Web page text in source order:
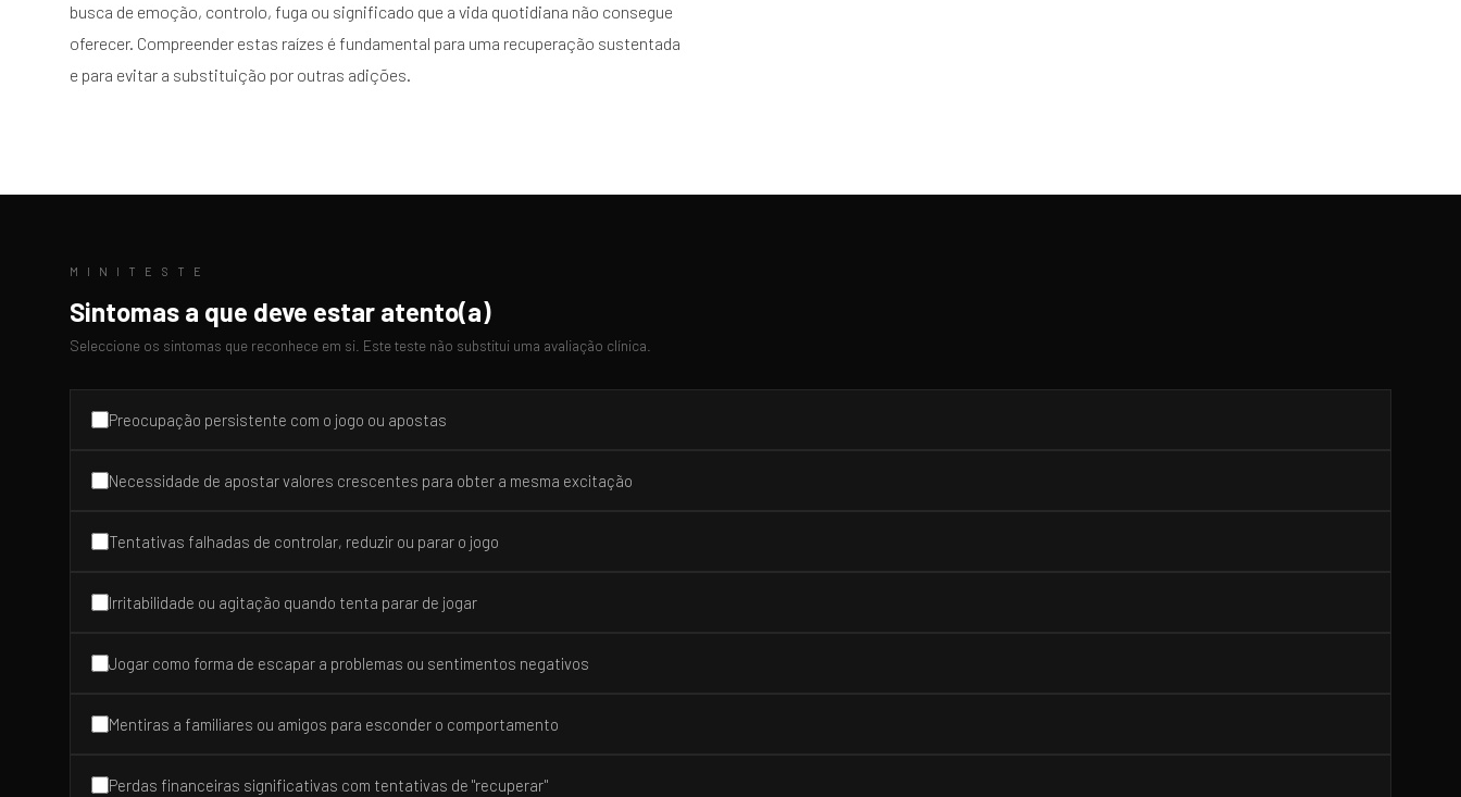
busca de emoção, controlo, fuga ou significado que a vida quotidiana não consegue
oferecer. Compreender estas raízes é fundamental para uma recuperação sustentada
e para evitar a substituição por outras adições.
M I N I T E S T E
Sintomas a que deve estar atento(a)
Seleccione os sintomas que reconhece em si. Este teste não substitui uma avaliação clínica.
Preocupação persistente com o jogo ou apostas
Necessidade de apostar valores crescentes para obter a mesma excitação
Tentativas falhadas de controlar, reduzir ou parar o jogo
Irritabilidade ou agitação quando tenta parar de jogar
Jogar como forma de escapar a problemas ou sentimentos negativos
Mentiras a familiares ou amigos para esconder o comportamento
Perdas financeiras significativas com tentativas de "recuperar"